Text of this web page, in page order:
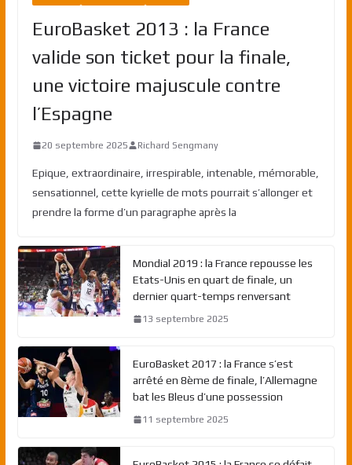
EuroBasket 2013 : la France
valide son ticket pour la finale,
une victoire majuscule contre
l’Espagne
20 septembre 2025 Richard Sengmany
Epique, extraordinaire, irrespirable, intenable, mémorable,
sensationnel, cette kyrielle de mots pourrait s’allonger et
prendre la forme d’un paragraphe après la
Mondial 2019 : la France repousse les
Etats-Unis en quart de finale, un
dernier quart-temps renversant
13 septembre 2025
EuroBasket 2017 : la France s’est
arrêté en 8ème de finale, l’Allemagne
bat les Bleus d’une possession
11 septembre 2025